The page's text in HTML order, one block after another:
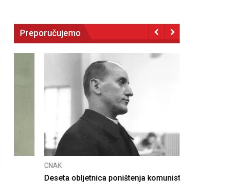
Preporučujemo
Deseta obljetnica poništenja komunističke